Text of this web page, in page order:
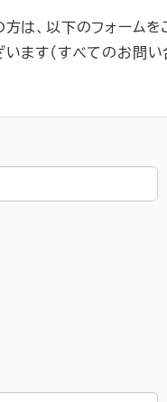
は、以下のフォームを
ます（すべてのお問